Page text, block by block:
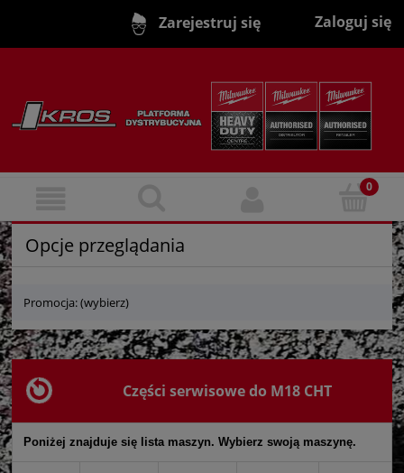
Zarejestruj się Zaloguj się
Opcje przeglądania
Promocja: (wybierz)
Części serwisowe do M18 CHT
Poniżej znajduje się lista maszyn. Wybierz swoją maszynę.